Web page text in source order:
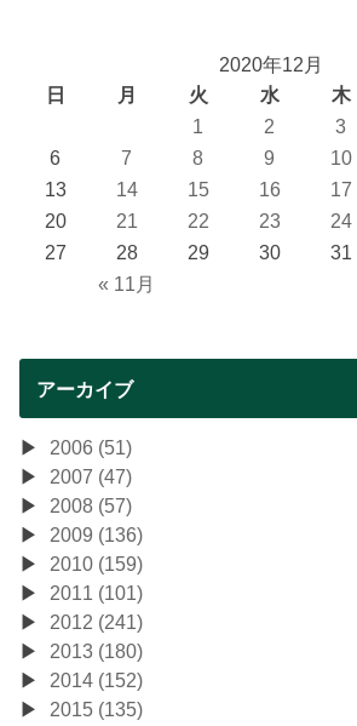
2020年12月
日
月 火 水 木
« 11月
1 2 3
6
7 8 9 10
13
14 15 16 17
20
21 22 23 24
27
28 29 30 31
アーカイブ
2006 (51)
2007 (47)
2008 (57)
2009 (136)
2010 (159)
2011 (101)
2012 (241)
2013 (180)
2014 (152)
2015 (135)